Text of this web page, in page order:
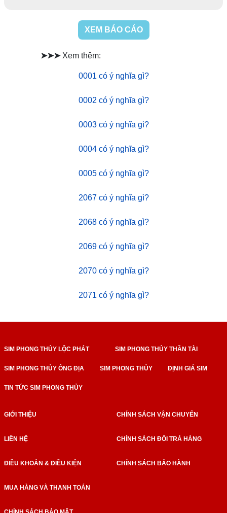
XEM BÁO CÁO
➤➤➤ Xem thêm:
0001 có ý nghĩa gì?
0002 có ý nghĩa gì?
0003 có ý nghĩa gì?
0004 có ý nghĩa gì?
0005 có ý nghĩa gì?
2067 có ý nghĩa gì?
2068 có ý nghĩa gì?
2069 có ý nghĩa gì?
2070 có ý nghĩa gì?
2071 có ý nghĩa gì?
SIM PHONG THỦY LỘC PHÁT SIM PHONG THỦY THẦN TÀI
SIM PHONG THỦY ÔNG ĐỊA SIM PHONG THỦY ĐỊNH GIÁ SIM
TIN TỨC SIM PHONG THỦY
GIỚI THIỆU
LIÊN HỆ
ĐIỀU KHOẢN & ĐIỀU KIỆN
MUA HÀNG VÀ THANH TOÁN
CHÍNH SÁCH VẬN CHUYỂN
CHÍNH SÁCH ĐỔI TRẢ HÀNG
CHÍNH SÁCH BẢO HÀNH